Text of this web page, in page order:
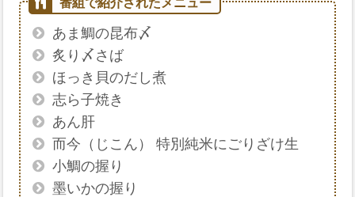
あま鯛の昆布〆
炙り〆さば
ほっき貝のだし煮
志ら子焼き
あん肝
而今（じこん） 特別純米にごりざけ生
小鯛の握り
墨いかの握り